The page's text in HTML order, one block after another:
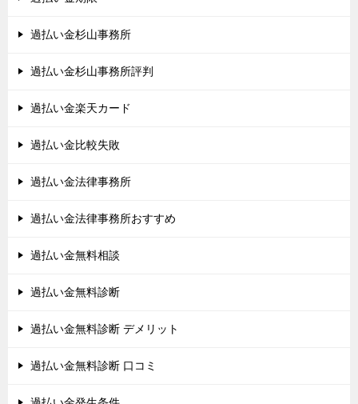
過払い金杉山事務所
過払い金杉山事務所評判
過払い金楽天カード
過払い金比較失敗
過払い金法律事務所
過払い金法律事務所おすすめ
過払い金無料相談
過払い金無料診断
過払い金無料診断 デメリット
過払い金無料診断 口コミ